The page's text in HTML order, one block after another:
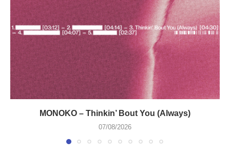
MONOKO – Thinkin’ Bout You (Always)
07/08/2026